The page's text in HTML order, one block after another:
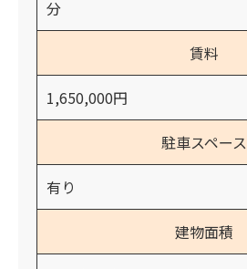
分
賃料
1,650,000円
駐車スペース
有り
建物面積